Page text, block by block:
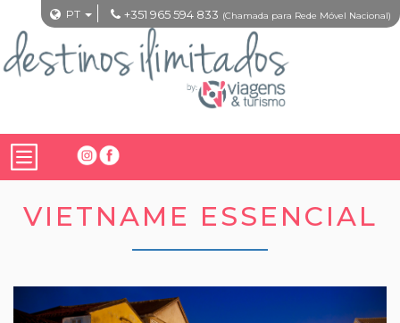
PT +351 965 594 833 (Chamada para Rede Móvel Nacional)
VIETNAME ESSENCIAL
Previous